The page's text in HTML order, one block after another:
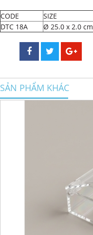
CODE
SIZE
DTC 18A
Ø 25.0 x 2.0 cm
SẢN PHẨM KHÁC